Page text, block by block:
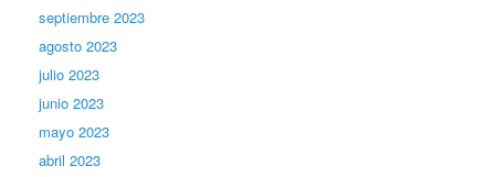
septiembre 2023
agosto 2023
julio 2023
junio 2023
mayo 2023
abril 2023